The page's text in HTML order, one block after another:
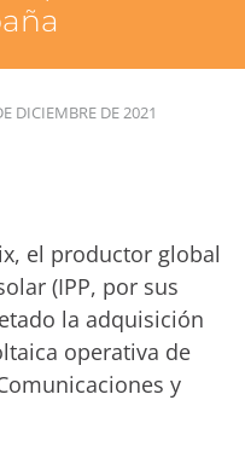
DICIEMBRE DE 2021
el productor global
(IPP, por sus
la adquisición
operativa de
y